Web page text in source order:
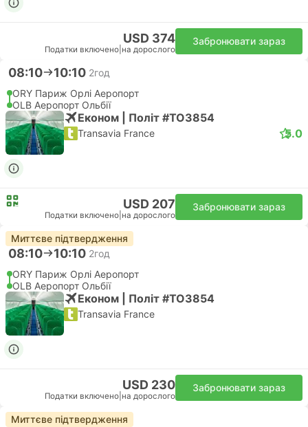
USD 374
Податки включено на дорослого
Забронювати зараз
08:10 10:10 2год
ORY Париж Орлі Аеропорт
OLB Аеропорт Ольбії
Економ | Політ #TO3854
Transavia France 5.0
USD 207
Податки включено на дорослого
Забронювати зараз
Миттєве підтвердження
08:10 10:10 2год
ORY Париж Орлі Аеропорт
OLB Аеропорт Ольбії
Економ | Політ #TO3854
Transavia France
USD 230
Податки включено на дорослого
Забронювати зараз
Миттєве підтвердження